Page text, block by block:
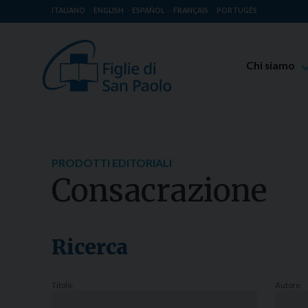
ITALIANO ENGLISH ESPAÑOL FRANÇAIS PORTUGÊS
Chi siamo
Luoghi delle
PRODOTTI EDITORIALI
Consacrazione
Ricerca
Titolo: Autore: